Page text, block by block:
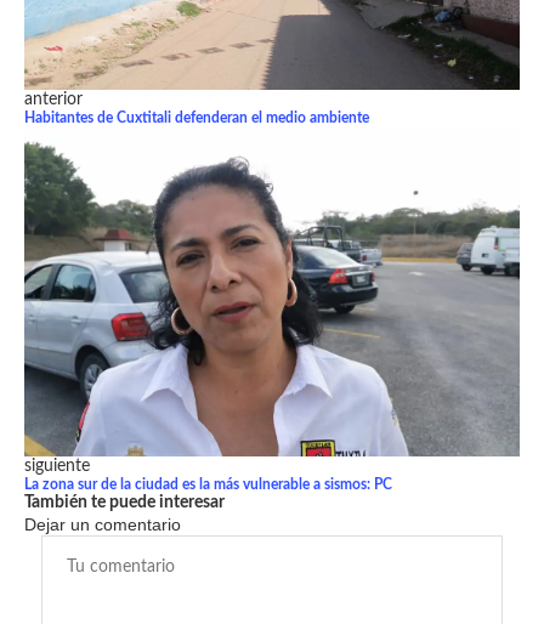
anterior
Habitantes de Cuxtitali defenderan el medio ambiente
siguiente
La zona sur de la ciudad es la más vulnerable a sismos: PC
También te puede interesar
Dejar un comentario